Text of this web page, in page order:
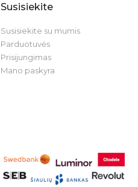
Susisiekite
Susisiekite su mumis
Parduotuvės
Prisijungimas
Mano paskyra